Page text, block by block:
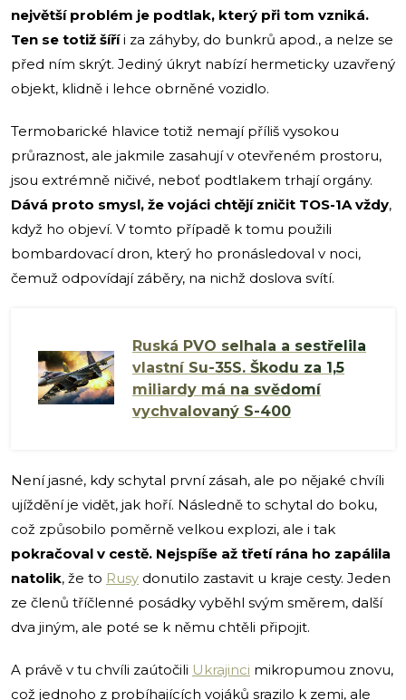
největší problém je podtlak, který při tom vzniká.
Ten se totiž šíříi za záhyby, do bunkrů apod., a nelze se
před ním skrýt. Jediný úkryt nabízí hermeticky uzavřený
objekt, klidně i lehce obrněné vozidlo.
Termobarické hlavice totiž nemají příliš vysokou
průraznost, ale jakmile zasahují v otevřeném prostoru,
jsou extrémně ničivé, neboť podtlakem trhají orgány.
Dává proto smysl, že vojáci chtějí zničit TOS-1A vždy,
když ho objeví. V tomto případě k tomu použili
bombardovací dron, který ho pronásledoval v noci,
čemuž odpovídají záběry, na nichž doslova svítí.
Ruská PVO selhala a sestřelila
vlastní Su-35S. Škodu za 1,5
miliardy má na svědomí
vychvalovaný S-400
Není jasné, kdy schytal první zásah, ale po nějaké chvíli
ujíždění je vidět, jak hoří. Následně to schytal do boku,
což způsobilo poměrně velkou explozi, ale i tak
pokračoval v cestě. Nejspíše až třetí rána ho zapálila
natolik, že to Rusy donutilo zastavit u kraje cesty. Jeden
ze členů tříčlenné posádky vyběhl svým směrem, další
dva jiným, ale poté se k němu chtěli připojit.
A právě v tu chvíli zaútočili Ukrajinci mikropumou znovu,
což jednoho z probíhajících vojáků srazilo k zemi, ale